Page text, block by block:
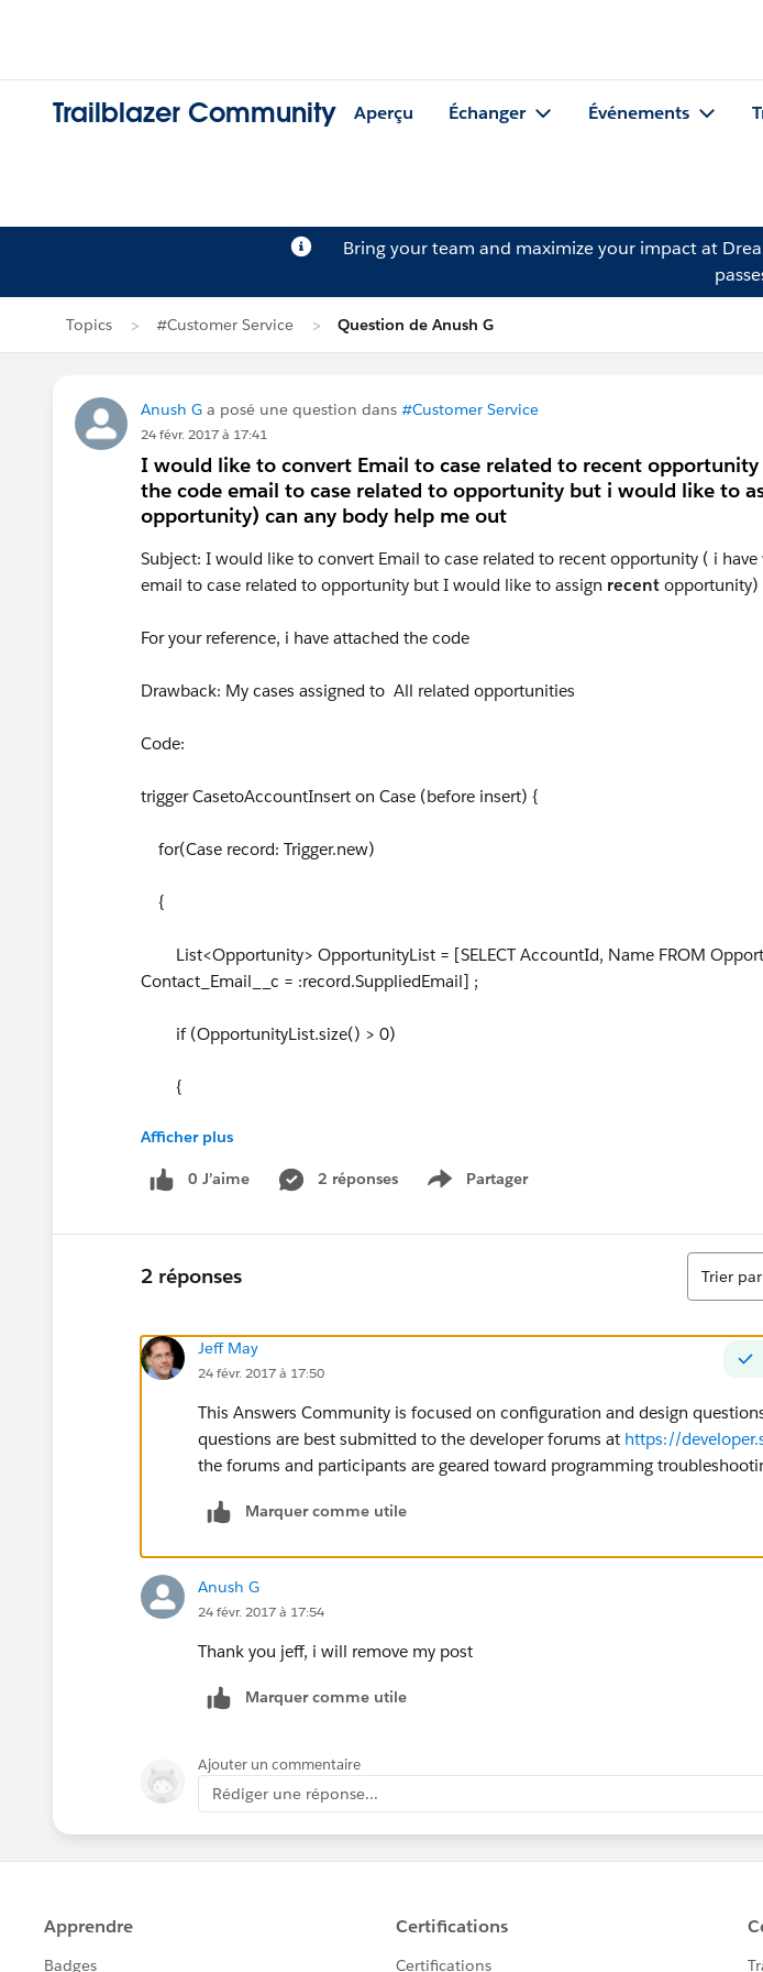
Trailblazer Community Aperçu Échanger Événements
Bring your team and maximize your impact at
Topics #Customer Service Question de Anush G
Anush G a posé une question dans #Customer Service
24 févr. 2017 à 17:41
I would like to convert Email to case related to recent
the code email to case related to opportunity but i would like to
opportunity) can any body help me out
Subject: I would like to convert Email to case related to recent opportunity ( i
email to case related to opportunity but I would like to assign recent opportunity)
For your reference, i have attached the code
Drawback: My cases assigned to All related opportunities
Code:
trigger CasetoAccountInsert on Case (before insert) {
for(Case record: Trigger.new)
{
List<Opportunity> OpportunityList = [SELECT AccountId, Name FROM
Contact_Email__c = :record.SuppliedEmail] ;
if (OpportunityList.size() > 0)
{
record.AccountId = OpportunityList[0].AccountId;
}
}
Thanks in Advance
Afficher plus
0 J’aime 2 réponses Partager
Show menu
2 réponses
Tri
Trier
Jeff May
24 févr. 2017 à 17:50
This Answers Community is focused on configuration and design
questions are best submitted to the developer forums at https://
the forums and participants are geared toward programming
Marquer comme utile
Anush G
24 févr. 2017 à 17:54
Thank you jeff, i will remove my post
Marquer comme utile
Ajouter un commentaire
Rédiger une réponse...